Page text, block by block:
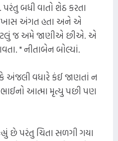
બધી વાતો શેઠ કરતા
ખાસ અંગત હતા અને એ
જ અમે જાણીએ છીએ. એ
" નીતાબેન બોલ્યાં.
અંજલી વધારે કંઈ જાણતાં ન
આત્મા મૃત્યુ પછી પણ
છે પરંતુ ચિતા સળગી ગયા